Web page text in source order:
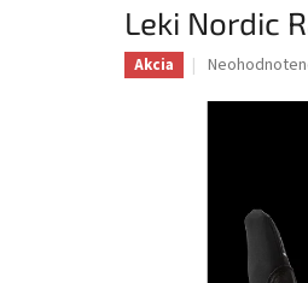
Leki Nordic
Akcia
Priemerné
produktu
hviezdičiek.